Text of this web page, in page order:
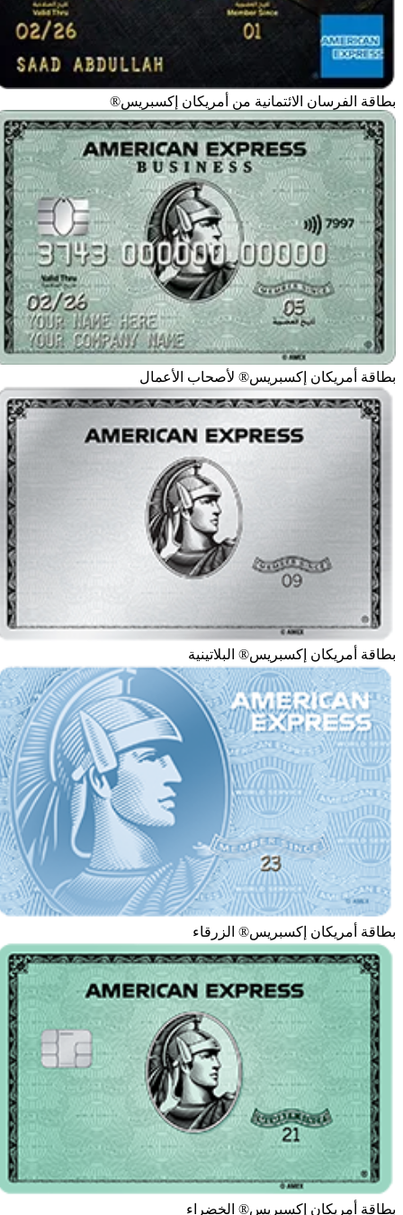
بطاقة الفرسان الائتمانية من أمريكان إكسبريس®
بطاقة أمريكان إكسبريس® لأصحاب الأعمال
بطاقة أمريكان إكسبريس® البلاتينية
بطاقة أمريكان إكسبريس® الزرقاء
بطاقة أمريكان إكسبريس® الخضراء